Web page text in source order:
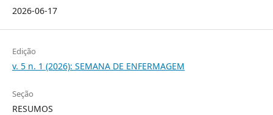
2026-06-17
Edição
v. 5 n. 1 (2026): SEMANA DE ENFERMAGEM
Seção
RESUMOS